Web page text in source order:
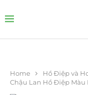
Home Hồ Điệp và
Chậu Lan Hồ Điệp Màu